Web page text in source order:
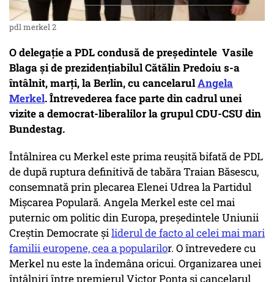
pdl merkel 2
O delegație a PDL condusă de președintele Vasile
Blaga și de prezidențiabilul Cătălin Predoiu s-a
întâlnit, marți, la Berlin, cu cancelarulAngela
Merkel. Întrevederea face parte din cadrul unei
vizite a democrat-liberalilor la grupul CDU-CSU din
Bundestag.
Întâlnirea cu Merkel este prima reușită bifată de PDL
de după ruptura definitivă de tabăra Traian Băsescu,
consemnată prin plecarea Elenei Udrea la Partidul
Mișcarea Populară. Angela Merkel este cel mai
puternic om politic din Europa, președintele Uniunii
Creștin Democrate șiliderul de facto al celei mai mari
familii europene, cea a popularilor. O întrevedere cu
Merkel nu este la îndemâna oricui. Organizarea unei
întâlniri între premierul Victor Ponta și cancelarul